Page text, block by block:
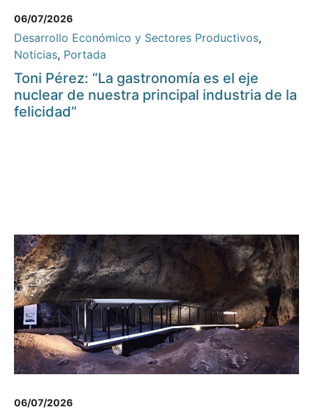
06/07/2026
Desarrollo Económico y Sectores Productivos,
Noticias, Portada
Toni Pérez: “La gastronomía es el eje
nuclear de nuestra principal industria de la
felicidad”
06/07/2026